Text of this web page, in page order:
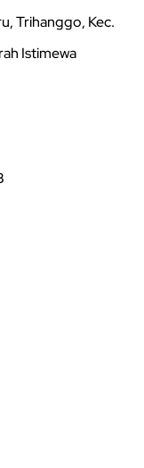
Trihanggo, Kec.
Istimewa